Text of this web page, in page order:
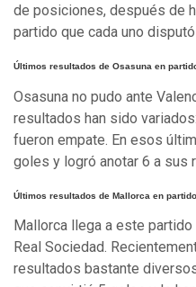
de posiciones, después de
partido que cada uno
Últimos resultados de Osasuna en
Osasuna no pudo ante
resultados han sido
fueron empate. En esos
goles y logró anotar 6 a sus
Últimos resultados de Mallorca en
Mallorca llega a este
Real Sociedad.
resultados bastante